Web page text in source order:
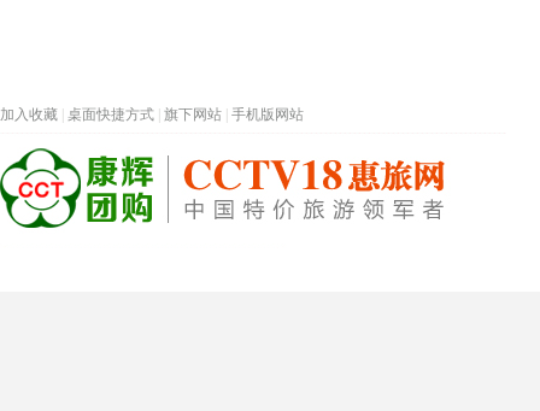
加入收藏 桌面快捷方式 旗下网站 手机版网站